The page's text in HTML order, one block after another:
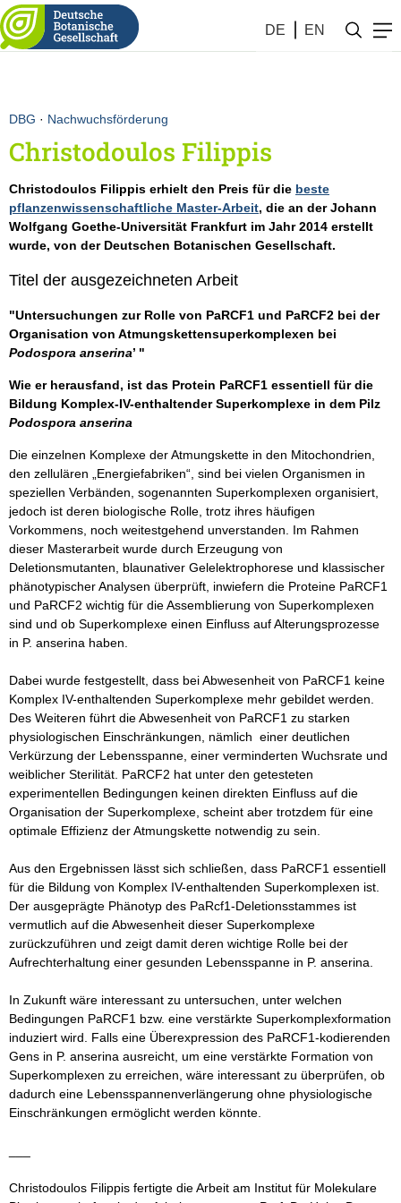
DE EN
DBG · Nachwuchsförderung
Christodoulos Filippis
Christodoulos Filippis erhielt den Preis für die beste
pflanzenwissenschaftliche Master-Arbeit, die an der Johann
Wolfgang Goethe-Universität Frankfurt im Jahr 2014 erstellt
wurde, von der Deutschen Botanischen Gesellschaft.
Titel der ausgezeichneten Arbeit
"Untersuchungen zur Rolle von PaRCF1 und PaRCF2 bei der
Organisation von Atmungskettensuperkomplexen bei
Podospora anserina’ "
Wie er herausfand, ist das Protein PaRCF1 essentiell für die
Bildung Komplex-IV-enthaltender Superkomplexe in dem Pilz
Podospora anserina
Die einzelnen Komplexe der Atmungskette in den Mitochondrien,
den zellulären „Energiefabriken“, sind bei vielen Organismen in
speziellen Verbänden, sogenannten Superkomplexen organisiert,
jedoch ist deren biologische Rolle, trotz ihres häufigen
Vorkommens, noch weitestgehend unverstanden. Im Rahmen
dieser Masterarbeit wurde durch Erzeugung von
Deletionsmutanten, blaunativer Gelelektrophorese und klassischer
phänotypischer Analysen überprüft, inwiefern die Proteine PaRCF1
und PaRCF2 wichtig für die Assemblierung von Superkomplexen
sind und ob Superkomplexe einen Einfluss auf Alterungsprozesse
in P. anserina haben.
Dabei wurde festgestellt, dass bei Abwesenheit von PaRCF1 keine
Komplex IV-enthaltenden Superkomplexe mehr gebildet werden.
Des Weiteren führt die Abwesenheit von PaRCF1 zu starken
physiologischen Einschränkungen, nämlich einer deutlichen
Verkürzung der Lebensspanne, einer verminderten Wuchsrate und
weiblicher Sterilität. PaRCF2 hat unter den getesteten
experimentellen Bedingungen keinen direkten Einfluss auf die
Organisation der Superkomplexe, scheint aber trotzdem für eine
optimale Effizienz der Atmungskette notwendig zu sein.
Aus den Ergebnissen lässt sich schließen, dass PaRCF1 essentiell
für die Bildung von Komplex IV-enthaltenden Superkomplexen ist.
Der ausgeprägte Phänotyp des PaRcf1-Deletionsstammes ist
vermutlich auf die Abwesenheit dieser Superkomplexe
zurückzuführen und zeigt damit deren wichtige Rolle bei der
Aufrechterhaltung einer gesunden Lebensspanne in P. anserina.
In Zukunft wäre interessant zu untersuchen, unter welchen
Bedingungen PaRCF1 bzw. eine verstärkte Superkomplexformation
induziert wird. Falls eine Überexpression des PaRCF1-kodierenden
Gens in P. anserina ausreicht, um eine verstärkte Formation von
Superkomplexen zu erreichen, wäre interessant zu überprüfen, ob
dadurch eine Lebensspannenverlängerung ohne physiologische
Einschränkungen ermöglicht werden könnte.
Christodoulos Filippis fertigte die Arbeit am Institut für Molekulare